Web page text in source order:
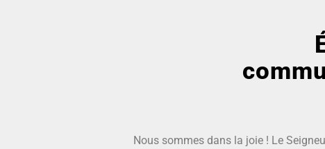
Nous sommes dans la joie ! Le